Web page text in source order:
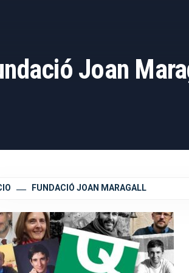
Joan
FUNDACIÓ JOAN MARAGALL